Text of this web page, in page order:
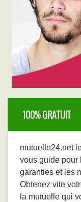
100% GRATUIT
mutuelle24.net
vous guide pour
garanties et les
Obtenez vite
la mutuelle qui